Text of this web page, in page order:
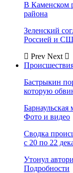
В Каменском
района
Зеленский
Россией и
Prev Next
Бастрыкин
которую
Барнаульская
Фото и видео
Сводка
с 20 по 22
Утонул
Подробности